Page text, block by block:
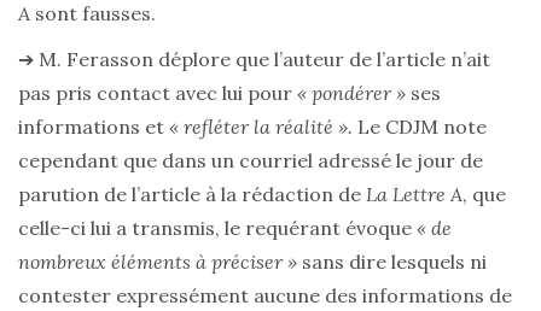
A sont fausses.
➔ M. Ferasson déplore que l’auteur de l’article n’ait
pas pris contact avec lui pour « pondérer » ses
informations et « refléter la réalité ». Le CDJM note
cependant que dans un courriel adressé le jour de
parution de l’article à la rédaction de La Lettre A, que
celle-ci lui a transmis, le requérant évoque « de
nombreux éléments à préciser » sans dire lesquels ni
contester expressément aucune des informations de